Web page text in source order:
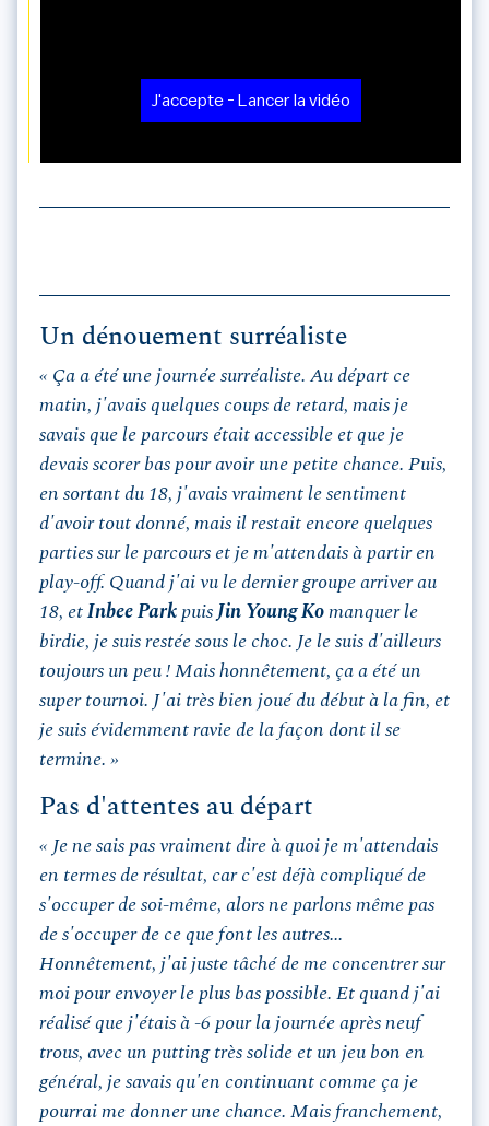
J'accepte - Lancer la vidéo
Un dénouement surréaliste
« Ça a été une journée surréaliste. Au départ ce
matin, j'avais quelques coups de retard, mais je
savais que le parcours était accessible et que je
devais scorer bas pour avoir une petite chance. Puis,
en sortant du 18, j'avais vraiment le sentiment
d'avoir tout donné, mais il restait encore quelques
parties sur le parcours et je m'attendais à partir en
play-off. Quand j'ai vu le dernier groupe arriver au
18, et Inbee Park puis Jin Young Ko manquer le
birdie, je suis restée sous le choc. Je le suis d'ailleurs
toujours un peu ! Mais honnêtement, ça a été un
super tournoi. J'ai très bien joué du début à la fin, et
je suis évidemment ravie de la façon dont il se
termine. »
Pas d'attentes au départ
« Je ne sais pas vraiment dire à quoi je m'attendais
en termes de résultat, car c'est déjà compliqué de
s'occuper de soi-même, alors ne parlons même pas
de s'occuper de ce que font les autres...
Honnêtement, j'ai juste tâché de me concentrer sur
moi pour envoyer le plus bas possible. Et quand j'ai
réalisé que j'étais à -6 pour la journée après neuf
trous, avec un putting très solide et un jeu bon en
général, je savais qu'en continuant comme ça je
pourrai me donner une chance. Mais franchement,